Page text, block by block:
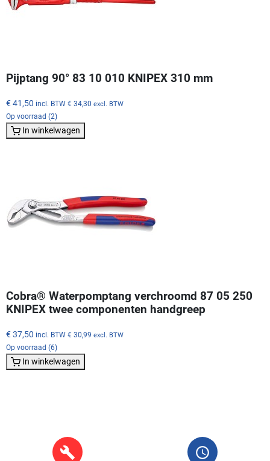
Pijptang 90° 83 10 010 KNIPEX 310 mm
€ 41,50 incl. BTW € 34,30 excl. BTW
Op voorraad (2)
In winkelwagen
Cobra® Waterpomptang verchroomd 87 05 250
KNIPEX twee componenten handgreep
€ 37,50 incl. BTW € 30,99 excl. BTW
Op voorraad (6)
In winkelwagen
build query_builder